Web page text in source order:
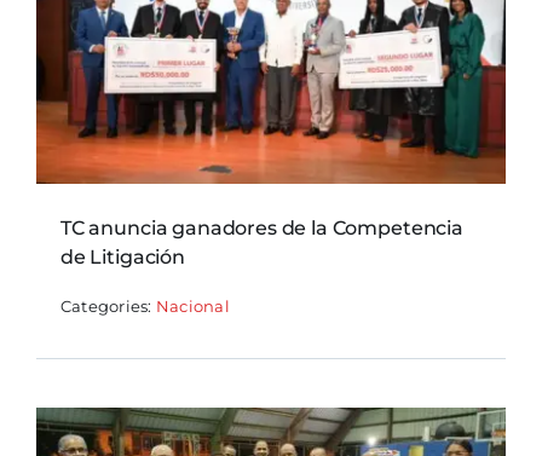
TC anuncia ganadores de la Competencia
de Litigación
Categories: Nacional